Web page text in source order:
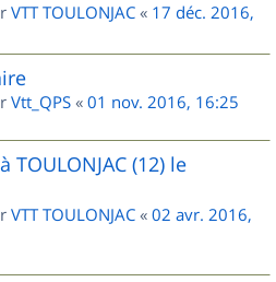
VTT TOULONJAC « 17 déc. 2016,
Vtt_QPS « 01 nov. 2016, 16:25
TOULONJAC (12) le
VTT TOULONJAC « 02 avr. 2016,